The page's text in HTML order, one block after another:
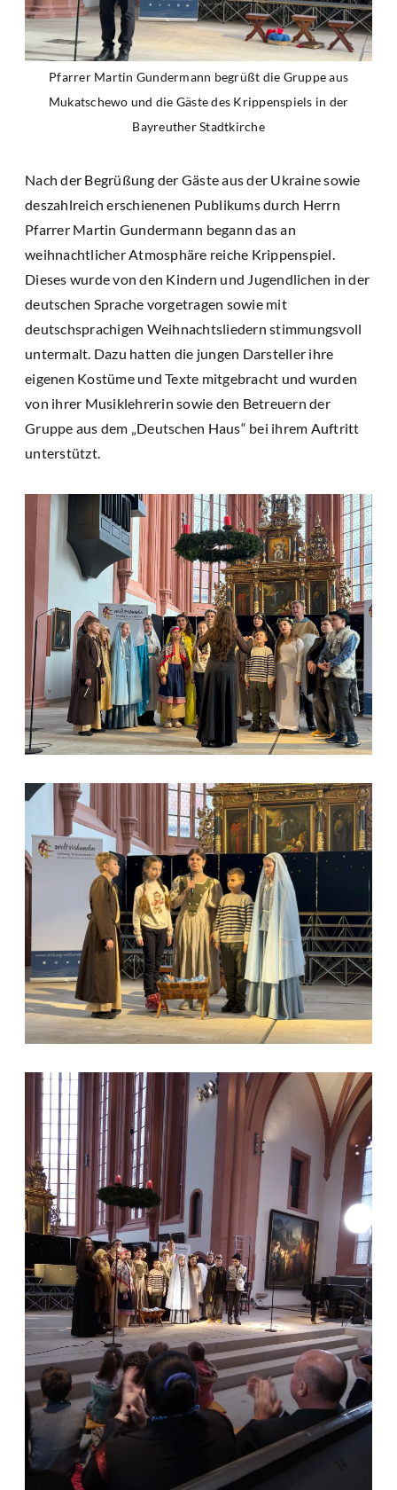
Pfarrer Martin Gundermann begrüßt die Gruppe aus
Mukatschewo und die Gäste des Krippenspiels in der
Bayreuther Stadtkirche
Nach der Begrüßung der Gäste aus der Ukraine sowie
deszahlreich erschienenen Publikums durch Herrn
Pfarrer Martin Gundermann begann das an
weihnachtlicher Atmosphäre reiche Krippenspiel.
Dieses wurde von den Kindern und Jugendlichen in der
deutschen Sprache vorgetragen sowie mit
deutschsprachigen Weihnachtsliedern stimmungsvoll
untermalt. Dazu hatten die jungen Darsteller ihre
eigenen Kostüme und Texte mitgebracht und wurden
von ihrer Musiklehrerin sowie den Betreuern der
Gruppe aus dem „Deutschen Haus“ bei ihrem Auftritt
unterstützt.